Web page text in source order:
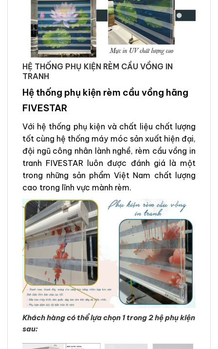
HỆ THỐNG PHỤ KIỆN RÈM CẦU VỒNG IN
TRANH
Hệ thống phụ kiện rèm cầu vồng hãng
FIVESTAR
Với hệ thống phụ kiện và chất liệu chất lượng
tốt cùng hệ thống máy móc sản xuất hiện đại,
đội ngũ công nhân lành nghề, rèm cầu vồng in
tranh FIVESTAR luôn được đánh giá là một
trong những sản phẩm Việt Nam chất lượng
cao trong lĩnh vực mành rèm.
Khách hàng có thể lựa chọn 1 trong 2 hệ phụ kiện
sau: